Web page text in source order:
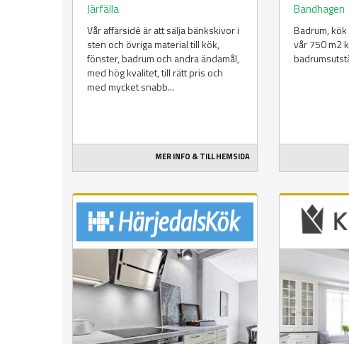
Järfälla
Vår affärsidé är att sälja bänkskivor i
sten och övriga material till kök,
fönster, badrum och andra ändamål,
med hög kvalitet, till rätt pris och
med mycket snabb...
MER INFO & TILL HEMSIDA
Bandhagen
Badrum,
vår 750 m2